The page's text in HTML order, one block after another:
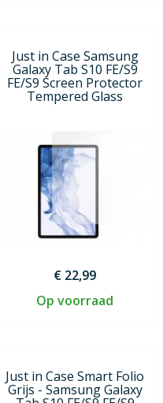
Just in Case Samsung
Galaxy Tab S10 FE/S9
FE/S9 Screen Protector
Tempered Glass
€ 22,99
Op voorraad
Just in Case Smart Folio
Grijs - Samsung Galaxy